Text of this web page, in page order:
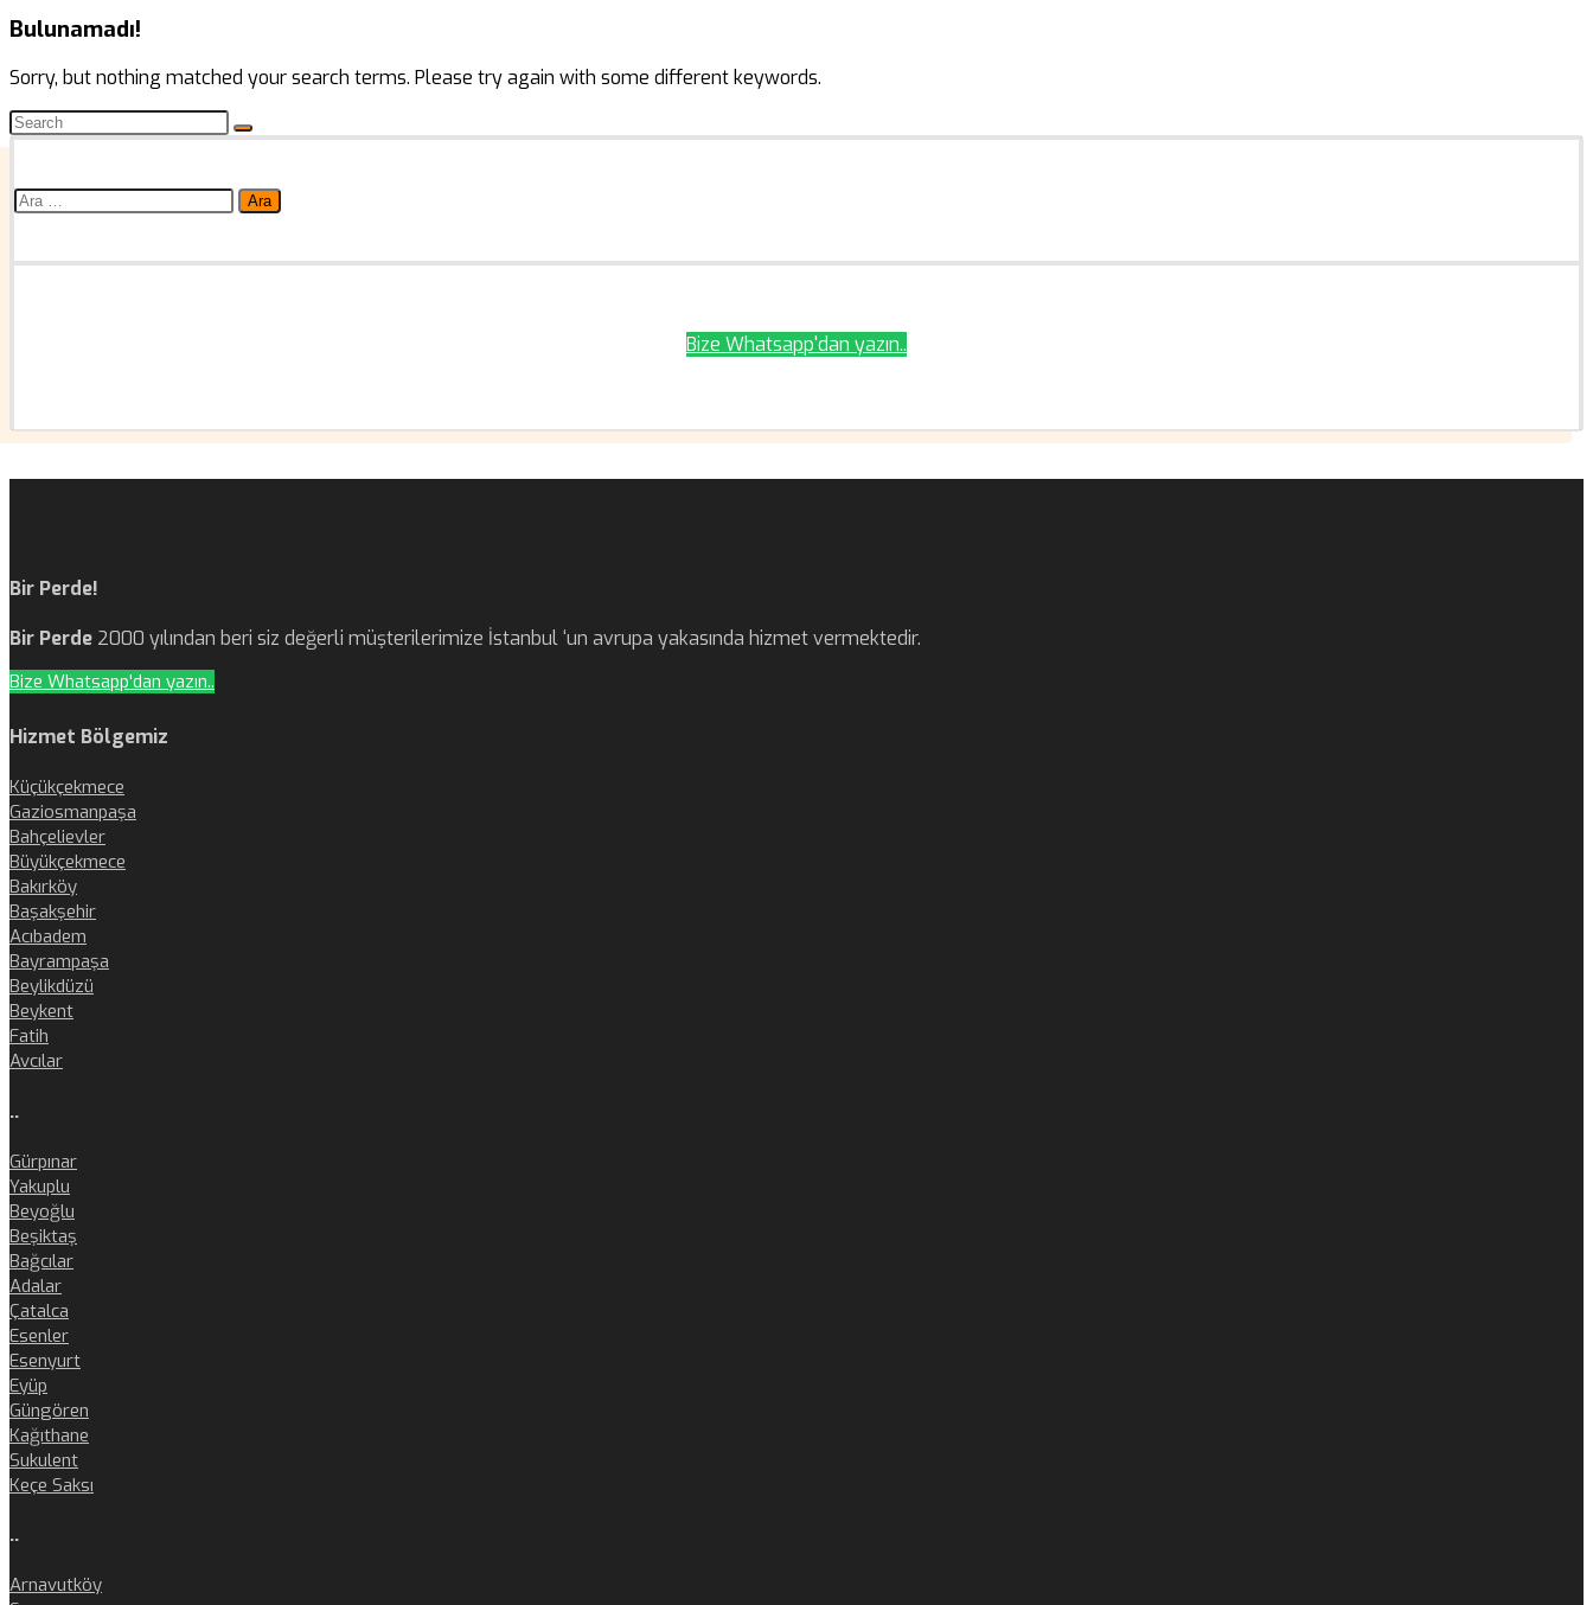
Bulunamadı!
Sorry, but nothing matched your search terms. Please try again with some different keywords.
Arama:
Bize Whatsapp'dan yazın..
Bir Perde!
Bir Perde 2000 yılından beri siz değerli müşterilerimize İstanbul ‘un avrupa yakasında hizmet vermektedir.
Bize Whatsapp'dan yazın..
Hizmet Bölgemiz
Küçükçekmece
Gaziosmanpaşa
Bahçelievler
Büyükçekmece
Bakırköy
Başakşehir
Acıbadem
Bayrampaşa
Beylikdüzü
Beykent
Fatih
Avcılar
..
Gürpınar
Yakuplu
Beyoğlu
Beşiktaş
Bağcılar
Adalar
Çatalca
Esenler
Esenyurt
Eyüp
Güngören
Kağıthane
Sukulent
Keçe Saksı
..
Arnavutköy